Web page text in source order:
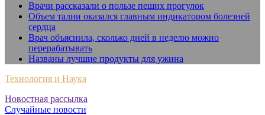
Врачи рассказали о пользе пеших прогулок
Объем талии оказался главным индикатором болезней
сердца
Врач объяснила, сколько дней в неделю можно
перерабатывать
Названы лучшие продукты для ужина
Технология и Наука
Новостная рассылка
Случайные новости